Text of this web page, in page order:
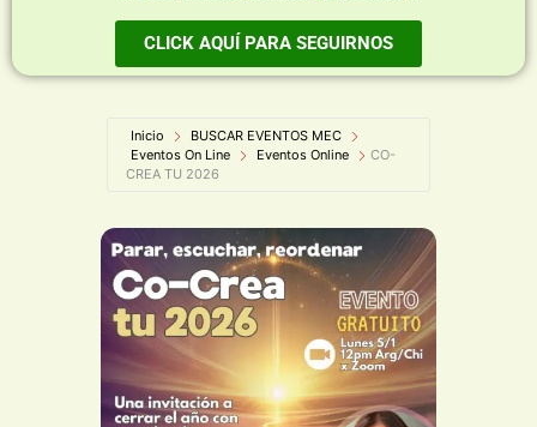
CLICK AQUÍ PARA SEGUIRNOS
Inicio
BUSCAR EVENTOS MEC
Eventos On Line
Eventos Online
CO-
CREA TU 2026